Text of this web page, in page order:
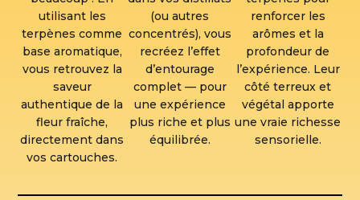
utilisant les
terpènes comme
base aromatique,
vous retrouvez la
saveur
authentique de la
fleur fraîche,
directement dans
vos cartouches.
(ou autres
concentrés), vous
recréez l’effet
d’entourage
complet — pour
une expérience
plus riche et plus
équilibrée.
renforcer les
arômes et la
profondeur de
l’expérience. Leur
côté terreux et
végétal apporte
une vraie richesse
sensorielle.